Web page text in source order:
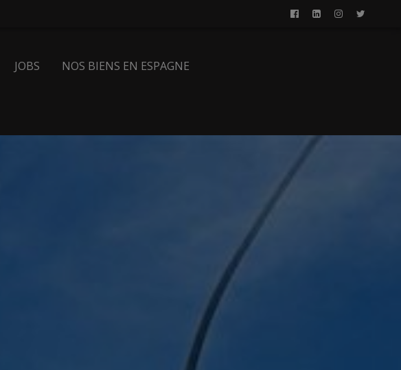
JOBS
NOS BIENS EN ESPAGNE